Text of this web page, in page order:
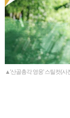
▲'산골총각 영웅' 스틸컷(사